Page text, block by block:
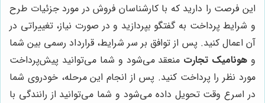
این فرصت را دارید که با کارشناسان فروش در مورد جزئیات طرح
و شرایط پرداخت به گفتگو بپردازید و در صورت نیاز، تغییراتی در
آن اعمال کنید. پس از توافق بر سر شرایط، قرارداد رسمی بین شما
و هونامیک تجارت منعقد می‌شود و شما می‌توانید پیش‌پرداخت
مورد نظر را پرداخت کنید. پس از انجام این مرحله، خودروی شما
در اسرع وقت تحویل داده می‌شود و شما می‌توانید از رانندگی با